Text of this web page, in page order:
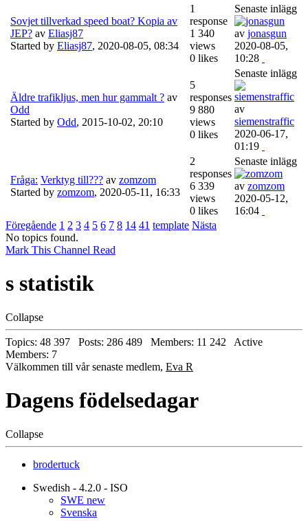
Sovjet tillverkad speed boat? Kopia av
JEP? av Eliasj87
Started by Eliasj87, 2020-08-05, 08:34
1
response
1 340
views
0 likes
Senaste inlägg
av jonasgun
2020-08-05,
10:28
Äldre trafikljus, men hur gammalt ? av
Odd
Started by Odd, 2015-10-02, 20:10
5
responses
9 880
views
0 likes
Senaste inlägg
av
siemenstraffic
2020-06-17,
01:19
Fråga: Verktyg till??? av zomzom
Started by zomzom, 2020-05-11, 16:33
2
responses
6 339
views
0 likes
Senaste inlägg
av zomzom
2020-05-12,
16:04
Föregående 1 2 3 4 5 6 7 8 14 41 template Nästa
No topics found.
Mark This Channel Read
s statistik
Collapse
Topics: 48 397 Posts: 286 489 Members: 11 242 Active
Members: 7
Välkommen till vår senaste medlem, Eva R
Dagens födelsedagar
Collapse
brodertuck
Swedish - 4.2.0 - ISO
SWE new
Svenska